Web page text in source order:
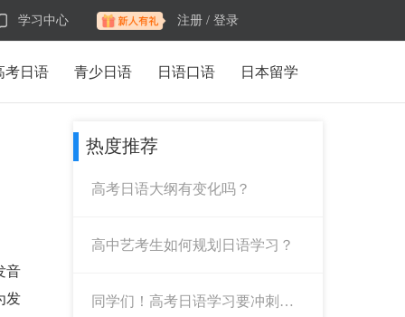
学习中心 注册 / 登录
考日语 青少日语 日语口语 日本留学
音
发
热度推荐
高考日语大纲有变化吗？
高中艺考生如何规划日语学习？
同学们！高考日语学习要冲刺